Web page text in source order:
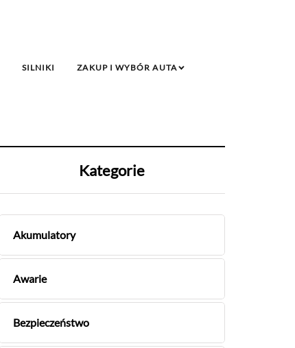
SILNIKI ZAKUP I WYBÓR AUTA
Kategorie
Akumulatory
Awarie
Bezpieczeństwo